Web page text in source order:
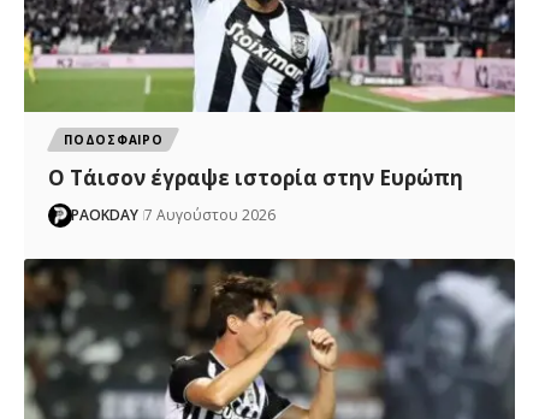
ΠΟΔΟΣΦΑΙΡΟ
Ο Τάισον έγραψε ιστορία στην Ευρώπη
PAOKDAY 7 Αυγούστου 2026